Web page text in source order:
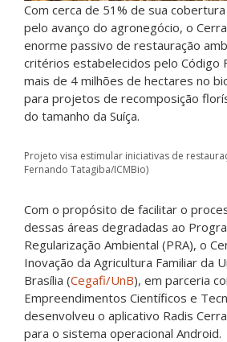
Com cerca de 51% de sua
pelo avanço do agronegócio, o
enorme passivo de restauração
critérios estabelecidos pelo Código
mais de 4 milhões de hectares no
para projetos de recomposição
do tamanho da Suíça.
Projeto visa estimular iniciativas de
Fernando Tatagiba/ICMBio)
Com o propósito de facilitar o
dessas áreas degradadas ao
Regularização Ambiental (PRA), o
Inovação da Agricultura Familiar da
Brasília (Cegafi/UnB), em parceria
Empreendimentos Científicos e
desenvolveu o aplicativo Radis
para o sistema operacional Android.